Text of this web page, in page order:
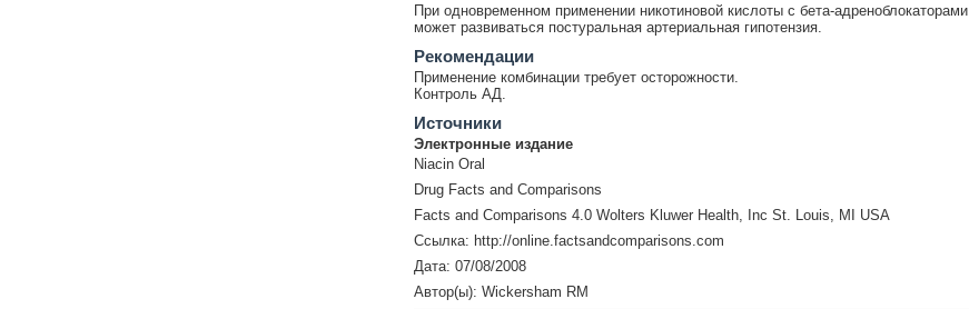
При одновременном применении никотиновой кислоты с бета-адреноблокаторами
может развиваться постуральная артериальная гипотензия.
Рекомендации
Применение комбинации требует осторожности.
Контроль АД.
Источники
Электронные издание
Niacin Oral
Drug Facts and Comparisons
Facts and Comparisons 4.0 Wolters Kluwer Health, Inc St. Louis, MI USA
Ссылка: http://online.factsandcomparisons.com
Дата: 07/08/2008
Автор(ы): Wickersham RM